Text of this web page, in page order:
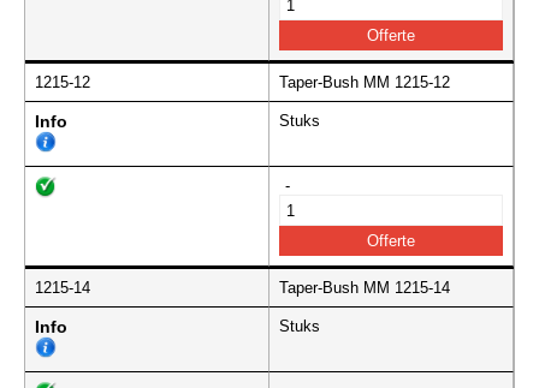
1215-12 Taper-Bush MM 1215-12
Info Stuks
-
1215-14 Taper-Bush MM 1215-14
Info Stuks